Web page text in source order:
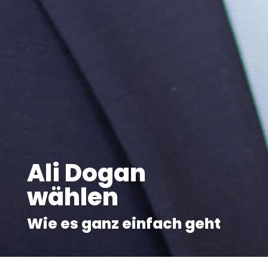
Ali Dogan
wählen
Wie es ganz einfach geht